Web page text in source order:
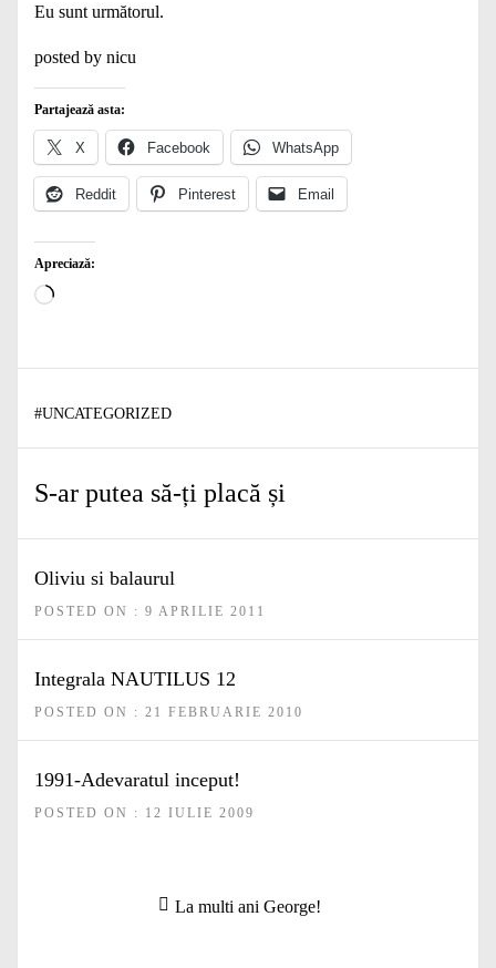
Eu sunt următorul.
posted by nicu
Partajează asta:
X Facebook WhatsApp
Reddit Pinterest Email
Apreciază:
Încarc...
#UNCATEGORIZED
S-ar putea să-ți placă și
Oliviu si balaurul
POSTED ON : 9 APRILIE 2011
Integrala NAUTILUS 12
POSTED ON : 21 FEBRUARIE 2010
1991-Adevaratul inceput!
POSTED ON : 12 IULIE 2009
Articolul
La multi ani George!